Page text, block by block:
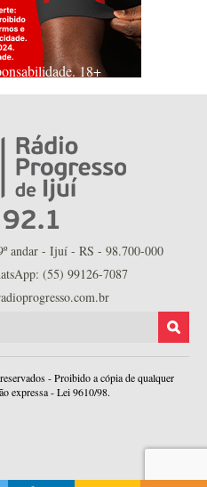
18+
andar - Ijuí - RS - 98.700-000
(55) 99126-7087
- Proibido a cópia de qualquer
expressa - Lei 9610/98.